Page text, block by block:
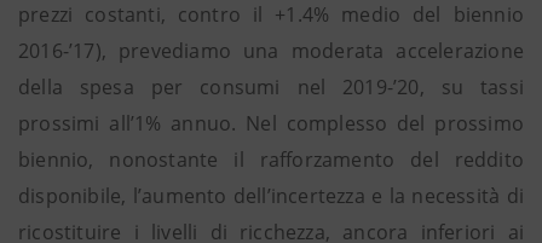
prezzi costanti, contro il +1.4% medio del biennio
2016-’17), prevediamo una moderata accelerazione
della spesa per consumi nel 2019-’20, su tassi
prossimi all’1% annuo. Nel complesso del prossimo
biennio, nonostante il rafforzamento del reddito
disponibile, l’aumento dell’incertezza e la necessità di
ricostituire i livelli di ricchezza, ancora inferiori ai